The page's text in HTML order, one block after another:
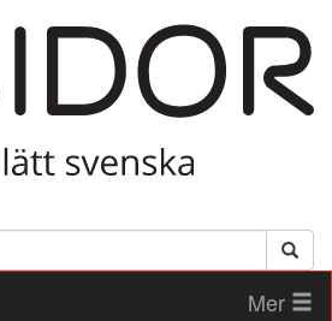
Mer